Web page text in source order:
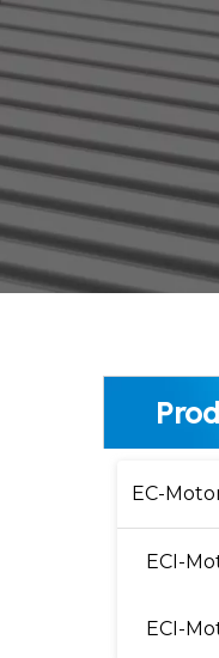
EC-
ECI-
ECI-